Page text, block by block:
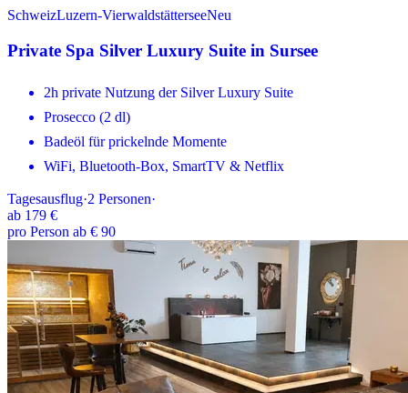
SchweizLuzern-VierwaldstätterseeNeu
Private Spa Silver Luxury Suite in Sursee
2h private Nutzung der Silver Luxury Suite
Prosecco (2 dl)
Badeöl für prickelnde Momente
WiFi, Bluetooth-Box, SmartTV & Netflix
Tagesausflug·2 Personen·
ab 179 €
pro Person ab € 90